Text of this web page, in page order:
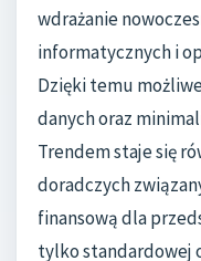
wdrażanie
informatycznych i
Dzięki temu
danych oraz
Trendem staje się
doradczych
finansową dla
tylko standardowej